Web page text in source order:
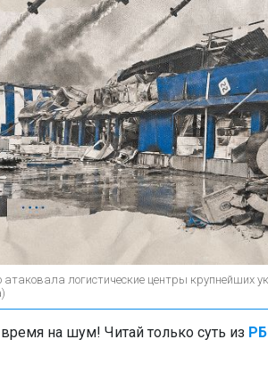
атаковала логистические центры крупнейших
на шум! Читай только суть из